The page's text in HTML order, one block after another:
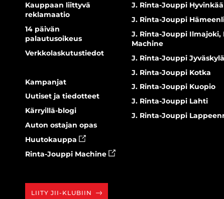
Kauppaan liittyvä
reklamaatio
14 päivän
palautusoikeus
Verkkolaskutustiedot
Kampanjat
Uutiset ja tiedotteet
Kärryillä-blogi
Auton ostajan opas
Huutokauppa
Rinta-Jouppi Machine
J. Rinta-Jouppi Hyvinkää
J. Rinta-Jouppi
J. Rinta-Jouppi Ilmajoki,
Machine
J. Rinta-Jouppi Jyväskylä
J. Rinta-Jouppi Kotka
J. Rinta-Jouppi Kuopio
J. Rinta-Jouppi Lahti
J. Rinta-Jouppi
LIITY JII-KLUBIIN